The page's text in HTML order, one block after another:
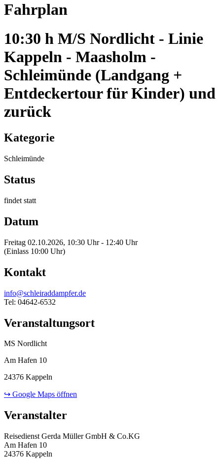
Fahrplan
10:30 h M/S Nordlicht - Linie
Kappeln - Maasholm -
Schleimünde (Landgang +
Entdeckertour für Kinder) und
zurück
Kategorie
Schleimünde
Status
findet statt
Datum
Freitag 02.10.2026, 10:30 Uhr - 12:40 Uhr
(Einlass 10:00 Uhr)
Kontakt
info@schleiraddampfer.de
Tel: 04642-6532
Veranstaltungsort
MS Nordlicht
Am Hafen 10
24376 Kappeln
↪ Google Maps öffnen
Veranstalter
Reisedienst Gerda Müller GmbH & Co.KG
Am Hafen 10
24376 Kappeln